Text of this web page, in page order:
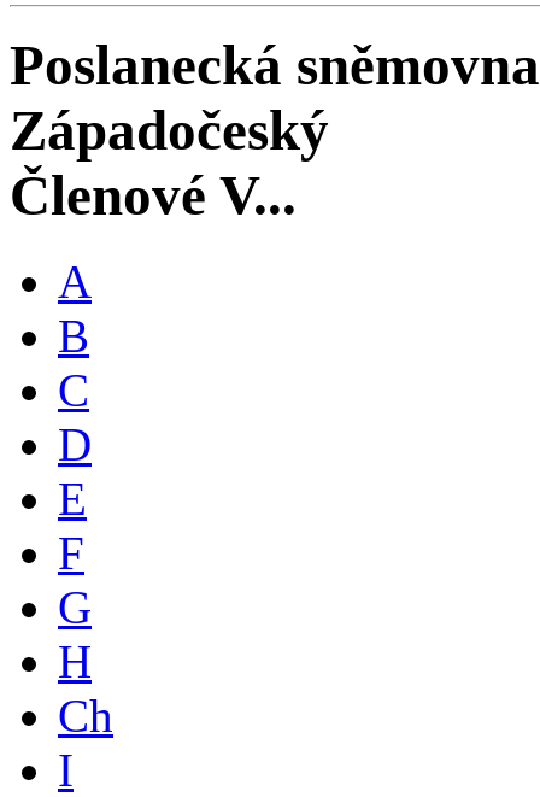
Poslanecká sněmovna
Západočeský
Členové V...
A
B
C
D
E
F
G
H
Ch
I